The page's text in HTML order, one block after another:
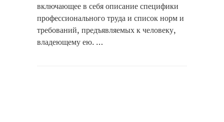
включающее в себя описание специфики
профессионального труда и список норм и
требований, предъявляемых к человеку,
владеющему ею. …